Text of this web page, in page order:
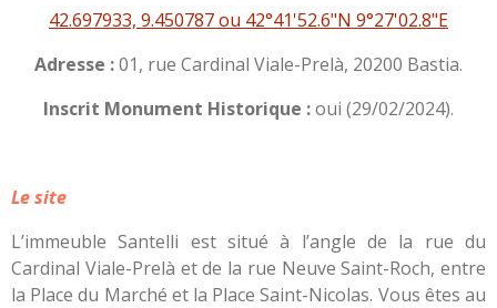
42.697933, 9.450787 ou 42°41'52.6"N 9°27'02.8"E
Adresse :01, rue Cardinal Viale-Prelà, 20200 Bastia.
Inscrit Monument Historique :oui (29/02/2024).
Le site
L’immeuble Santelli est situé à l’angle de la rue du
Cardinal Viale-Prelà et de la rue Neuve Saint-Roch, entre
la Place du Marché et la Place Saint-Nicolas. Vous êtes au